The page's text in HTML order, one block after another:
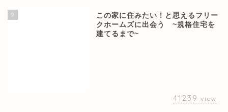
9
この家に住みたい！と思えるフリー
クホームズに出会う ~規格住宅を
建てるまで~
41239 view